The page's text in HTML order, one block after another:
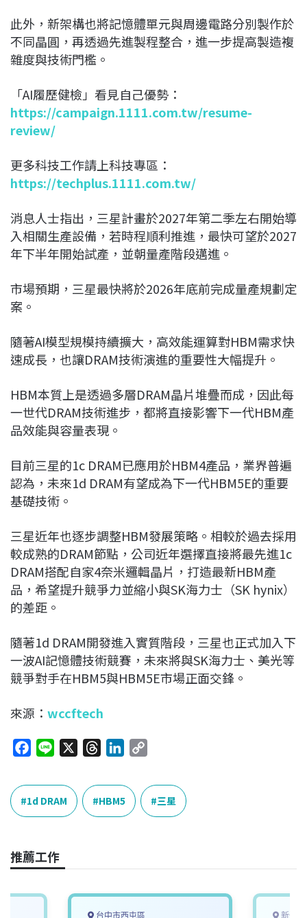
此外，新架構也將記憶體單元與周邊電路分別製作於
不同晶圓，再透過先進製程整合，進一步提高製造複
雜度與技術門檻。
「AI履歷健檢」看見自己優勢：
https://campaign.1111.com.tw/resume-
review/
更多科技工作請上科技專區：
https://techplus.1111.com.tw/
消息人士指出，三星計畫於2027年第二季左右開始導
入相關生產設備，若時程順利推進，最快可望於2027
年下半年開始試產，並朝量產階段邁進。
市場預期，三星最快將於2026年底前完成量產規劃定
案。
隨著AI模型規模持續擴大，高效能運算對HBM需求快
速成長，也讓DRAM技術演進的重要性大幅提升。
HBM本質上是透過多層DRAM晶片堆疊而成，因此每
一世代DRAM技術進步，都將直接影響下一代HBM產
品效能與容量表現。
目前三星的1c DRAM已應用於HBM4產品，業界普遍
認為，未來1d DRAM有望成為下一代HBM5E的重要
基礎技術。
三星近年也逐步調整HBM發展策略。相較於過去採用
較成熟的DRAM節點，公司近年選擇直接將最先進1c
DRAM搭配自家4奈米邏輯晶片，打造最新HBM產
品，希望提升競爭力並縮小與SK海力士（SK hynix）
的差距。
隨著1d DRAM開發進入實質階段，三星也正式加入下
一波AI記憶體技術競賽，未來將與SK海力士、美光等
競爭對手在HBM5與HBM5E市場正面交鋒。
來源： wccftech
c
e
b
o
k
n
e
r
e
a
n
k
e
n
p
y
L
k
1d DRAM HBM5 三星
推薦工作
台中市西屯區 新竹